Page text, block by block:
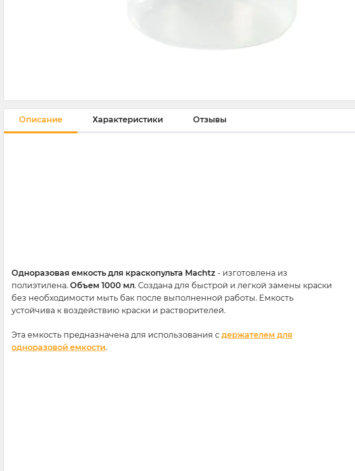
Описание Характеристики Отзывы
Одноразовая емкость для краскопульта Machtz - изготовлена из
полиэтилена. Объем 1000 мл. Создана для быстрой и легкой замены краски
без необходимости мыть бак после выполненной работы. Емкость
устойчива к воздействию краски и растворителей.
Эта емкость предназначена для использования с держателем для
одноразовой емкости.